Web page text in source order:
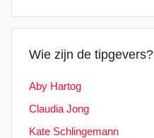
Wie zijn de tipgevers?
Aby Hartog
Claudia Jong
Kate Schlingemann